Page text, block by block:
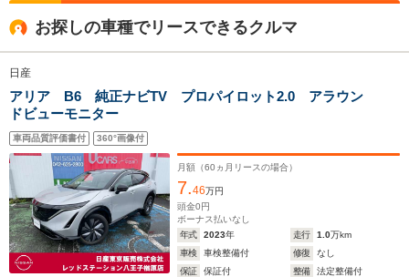
サイズ
1.65m
全幅
ホイールベース
-m
1.65m
全幅
お探しの車種でリースできるクルマ
日産
アリア B6 純正ナビTV プロパイロット2.0 アラウン
ドビューモニター
車両品質評価書付 360°画像付
月額（60 ヵ月リースの場合）
7.46万円
頭金0円
ボーナス払いなし
年式
2023年 走行 1.0万km
車検
車検整備付 修復
なし
保証
保証付 整備
法定整備付